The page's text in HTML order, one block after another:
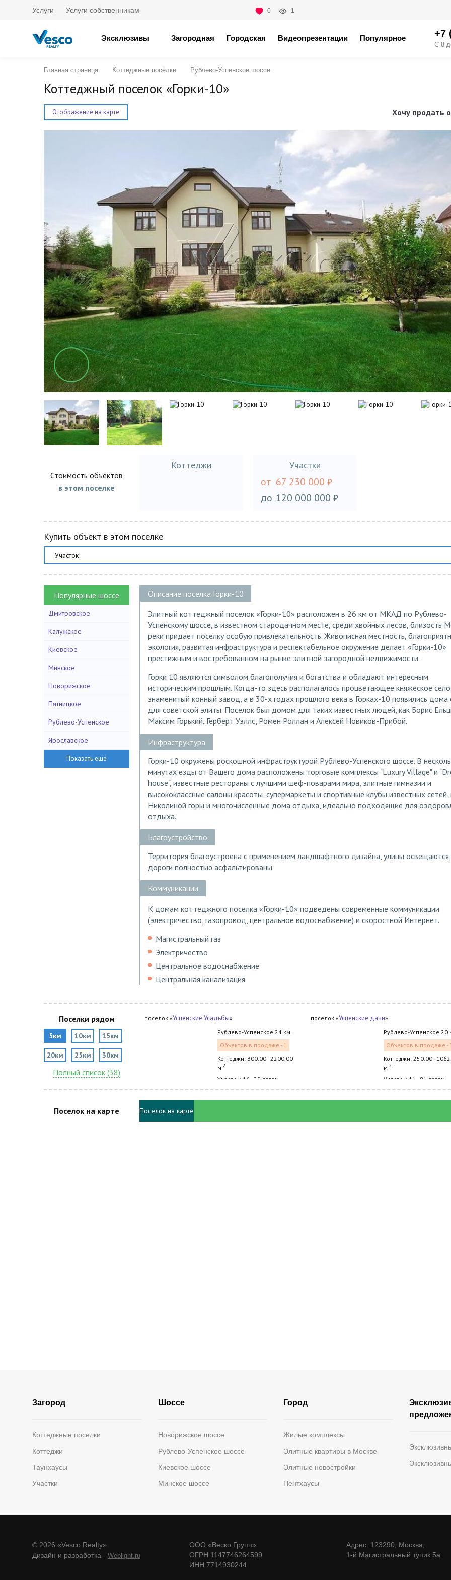
Услуги Услуги собственникам 0 1
Эксклюзивы Загородная Городская Видеопрезентации Популярное +7
С 8
Главная страница Коттеджные посёлки Рублево-Успенское шоссе
Коттеджный поселок «Горки-10»
Отображение на карте Хочу продать
Стоимость объектов
в этом поселке
Коттеджи Участки
от 67 230 000 ₽
до 120 000 000 ₽
Купить объект в этом поселке
Участок
Популярные шоссе
Дмитровское
Калужское
Киевское
Минское
Новорижское
Пятницкое
Рублево-Успенское
Ярославское
Описание поселка Горки-10
Элитный коттеджный поселок «Горки-10» расположен в 26 км от МКАД по Рублево-
Успенскому шоссе, в известном стародачном месте, среди хвойных лесов, близость
реки придает поселку особую привлекательность. Живописная местность,
экология, развитая инфраструктура и респектабельное окружение делает «Горки-10»
престижным и востребованном на рынке элитной загородной недвижимости.
Горки 10 являются символом благополучия и богатства и обладают интересным
историческим прошлым. Когда-то здесь располагалось процветающее княжеское
знаменитый конный завод, а в 30-х годах прошлого века в Горках-10 появились
для советской элиты. Поселок был домом для таких известных людей, как Борис
Максим Горький, Герберт Уэллс, Ромен Роллан и Алексей Новиков-Прибой.
Инфраструктура
Горки-10 окружены роскошной инфраструктурой Рублево-Успенского шоссе. В
минутах езды от Вашего дома расположены торговые комплексы "Luxury Village" и
house", известные рестораны с лучшими шеф-поварами мира, элитные гимназии и
высококлассные салоны красоты, супермаркеты и спортивные клубы известных сетей,
Николиной горы и многочисленные дома отдыха, идеально подходящие для
отдыха.
Благоустройство
Территория благоустроена с применением ландшафтного дизайна, улицы освещаются,
дороги полностью асфальтированы.
Коммуникации
К домам коттеджного поселка «Горки-10» подведены современные коммуникации
(электричество, газопровод, центральное водоснабжение) и скоростной Интернет.
Магистральный газ
Электричество
Центральное водоснабжение
Центральная канализация
Поселки рядом
5км 10км 15км
20км 25км 30км
Полный список (38)
поселок «Успенские Усадьбы»
Рублево-Успенское 24 км.
Объектов в продаже - 1
Коттеджи: 300.00 - 2200.00
м 2
Участки: 16 - 25 соток
поселок «Успенские дачи»
Рублево-Успенское 20
Объектов в продаже -
Коттеджи: 250.00 -
м 2
Участки: 11 - 81 соток
Поселок на карте Поселок на карте
Загород
Коттеджные поселки
Коттеджи
Таунхаусы
Участки
Шоссе
Новорижское шоссе
Рублево-Успенское шоссе
Киевское шоссе
Минское шоссе
Город
Жилые комплексы
Элитные квартиры в Москве
Элитные новостройки
Пентхаусы
© 2026 «Vesco Realty»
Дизайн и разработка - Weblight.ru
ООО «Веско Групп»
ОГРН 1147746264599
ИНН 7714930244
Адрес: 123290, Москва,
1-й Магистральный тупик 5а